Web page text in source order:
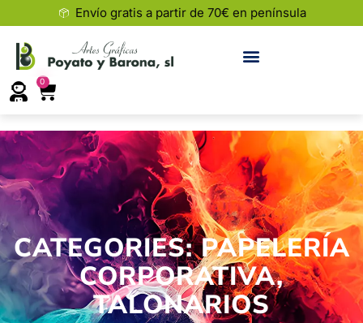
Envío gratis a partir de 70€ en península
0
CATEGORIES:PAPELERÍA
CORPORATIVA,
TALONARIOS